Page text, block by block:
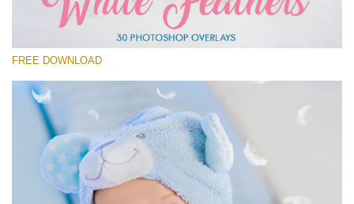
White Feathers
(30 Overlays)
Fairy Tale (344 Overlays)
Large 6000*4000px
Entire Collection
(1783 Overlays)
FREE DOWNLOAD